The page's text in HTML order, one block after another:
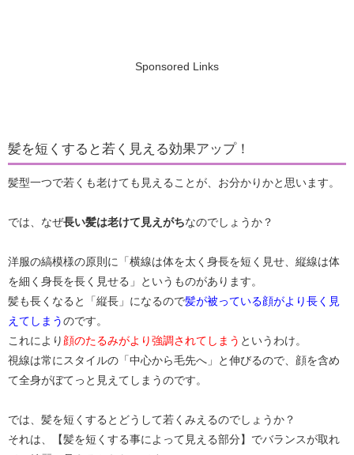
Sponsored Links
髪を短くすると若く見える効果アップ！
髪型一つで若くも老けても見えることが、お分かりかと思います。
では、なぜ長い髪は老けて見えがちなのでしょうか？
洋服の縞模様の原則に「横線は体を太く身長を短く見せ、縦線は体
を細く身長を長く見せる」というものがあります。
髪も長くなると「縦長」になるので髪が被っている顔がより長く見
えてしまうのです。
これにより 顔のたるみがより強調されてしまう というわけ。
視線は常にスタイルの「中心から毛先へ」と伸びるので、顔を含め
て全身がぼてっと見えてしまうのです。
では、髪を短くするとどうして若くみえるのでしょうか？
それは、【髪を短くする事によって見える部分】でバランスが取れ